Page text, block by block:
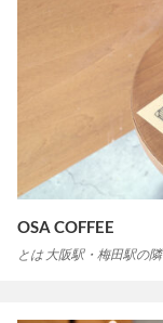
OSA COFFEE
とは 大阪駅・梅田駅の